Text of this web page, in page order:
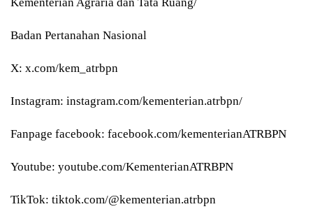
Badan Pertanahan Nasional
X: x.com/kem_atrbpn
Instagram: instagram.com/kementerian.atrbpn/
Fanpage facebook: facebook.com/kementerianATRBPN
Youtube: youtube.com/KementerianATRBPN
TikTok: tiktok.com/@kementerian.atrbpn